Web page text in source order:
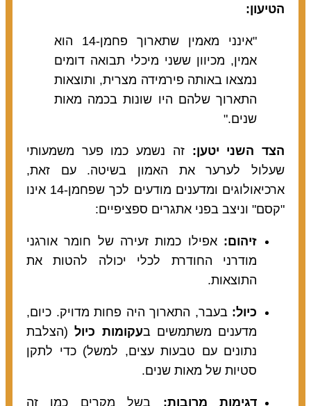
הטיעון:
"אינני מאמין שתארוך פחמן-14 הוא
אמין, מכיוון ששני מיכלי תבואה דומים
נמצאו באותה פירמידה מצרית, ותוצאות
התארוך שלהם היו שונות בכמה מאות
שנים."
הצד השני יטען:זה נשמע כמו פער משמעותי
שעלול לערער את האמון בשיטה. עם זאת,
ארכיאולוגים ומדענים מודעים לכך שפחמן-14 אינו
"קסם" וניצב בפני אתגרים ספציפיים:
זיהום:אפילו כמות זעירה של חומר אורגני
מודרני החודרת לכלי יכולה להטות את
התוצאות.
כיול:בעבר, התארוך היה פחות מדויק. כיום,
מדענים משתמשים בעקומות כיול(הצלבת
נתונים עם טבעות עצים, למשל) כדי לתקן
סטיות של מאות שנים.
דגימות מרובות:בשל מקרים כמו זה